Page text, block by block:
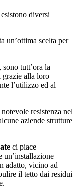
diversi
un’ottima scelta per
tutt’ora la
grazie alla loro
l’utilizzo ed al
resistenza nel
aziende strutture
ci piace
un’installazione
adatto, vicino ad
il tetto dai residui